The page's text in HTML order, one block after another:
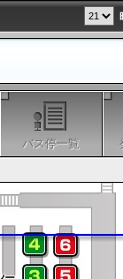
バス停一覧